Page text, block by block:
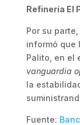
Refinería El
Por su
informó que
Palito, en el
vanguardia
la
Fuente: